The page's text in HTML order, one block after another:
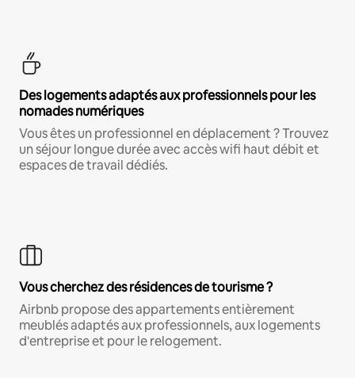
Des logements adaptés aux professionnels pour les
nomades numériques
Vous êtes un professionnel en déplacement ? Trouvez
un séjour longue durée avec accès wifi haut débit et
espaces de travail dédiés.
Vous cherchez des résidences de tourisme ?
Airbnb propose des appartements entièrement
meublés adaptés aux professionnels, aux logements
d'entreprise et pour le relogement.